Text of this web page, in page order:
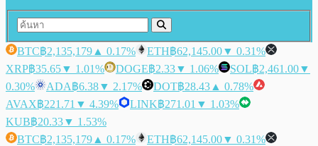
BTC฿2,135,179 ▲ 0.17% ETH฿62,145.00▼ 0.31%
XRP฿35.65▼ 1.01% DOGE฿2.33▼ 1.06% SOL฿2,461.00▼
0.30%
ADA฿6.38▼ 2.17% DOT฿28.43 ▲ 0.78%
AVAX฿221.71 ▼ 4.39% LINK฿271.01 ▼ 1.03%
KUB฿20.33▼ 1.53%
BTC฿2,135,179 ▲ 0.17% ETH฿62,145.00▼ 0.31%